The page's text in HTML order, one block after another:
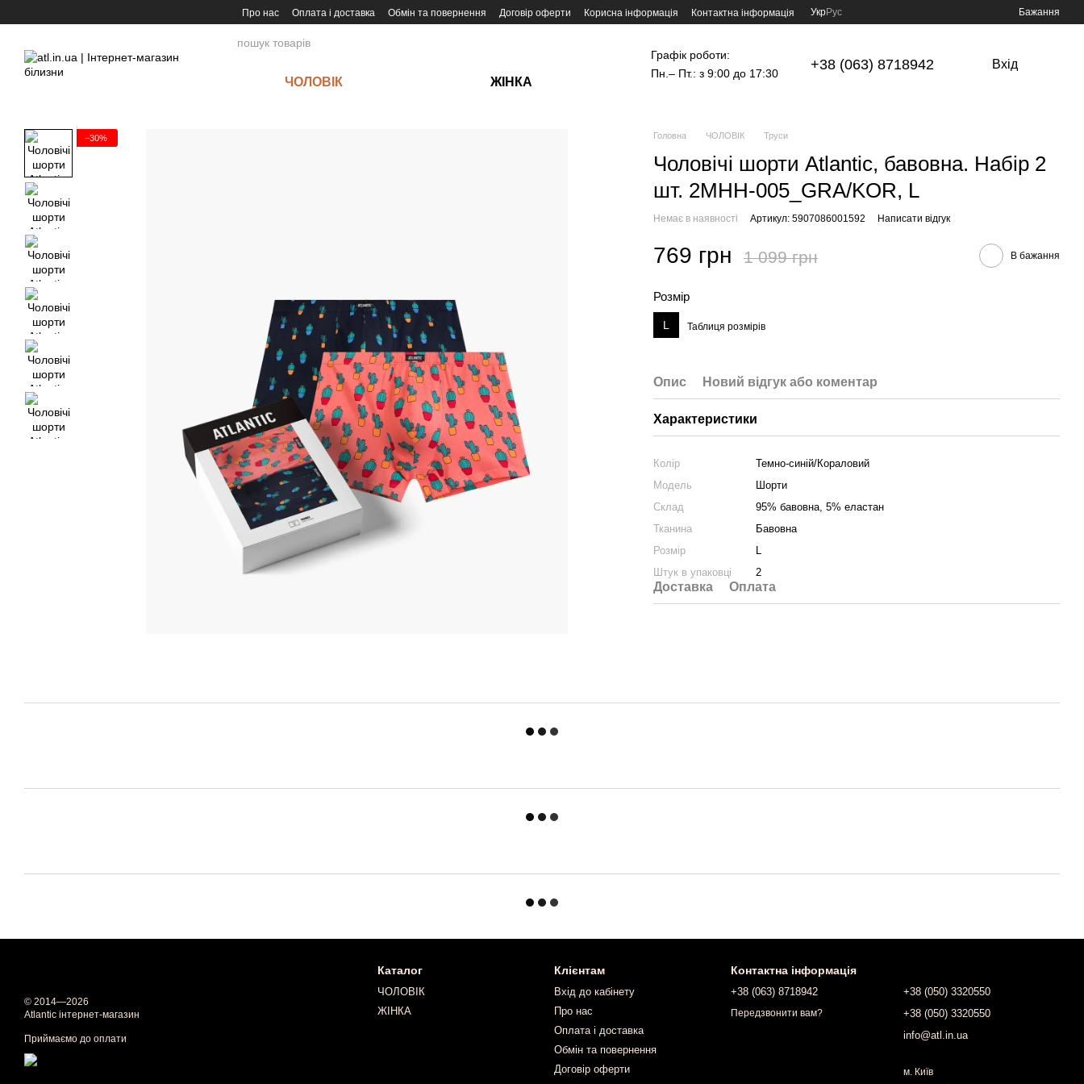
Про нас Оплата і доставка Обмін та повернення Договір оферти Корисна інформація Контактна інформація УкрРус Бажання
ЧОЛОВІК ЖІНКА
Графік роботи:
Пн.– Пт.: з 9:00 до 17:30
+38 (063) 8718942 Вхід
−30% Головна ЧОЛОВІК Труси
Чоловічі шорти Atlantic, бавовна. Набір 2
шт. 2MHH-005_GRA/KOR, L
Немає в наявності Артикул: 5907086001592 Написати відгук
769 грн 1 099 грн В бажання
Розмір
L Таблиця розмірів
Опис Новий відгук або коментар
Характеристики
Колір
Темно-синій/Кораловий
Модель
Шорти
Склад
95% бавовна, 5% еластан
Тканина
Бавовна
Розмір
L
Штук в упаковці
2
Доставка Оплата
© 2014—2026
Atlantic інтернет-магазин
Приймаємо до оплати
Каталог
ЧОЛОВІК
ЖІНКА
Клієнтам
Вхід до кабінету
Про нас
Оплата і доставка
Обмін та повернення
Договір оферти
Контактна інформація
+38 (063) 8718942
Передзвонити вам?
+38 (050) 3320550
+38 (050) 3320550
info@atl.in.ua
м. Київ